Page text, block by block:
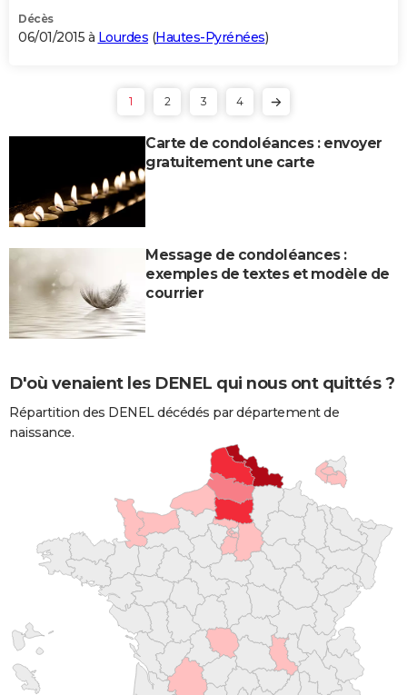
Décès
06/01/2015 à Lourdes (Hautes-Pyrénées)
1 2 3 4
Carte de condoléances : envoyer
gratuitement une carte
Message de condoléances :
exemples de textes et modèle de
courrier
D'où venaient les DENEL qui nous ont quittés ?
Répartition des DENEL décédés par département de
naissance.